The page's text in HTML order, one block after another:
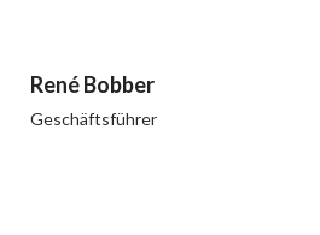
René Bobber
Geschäftsführer